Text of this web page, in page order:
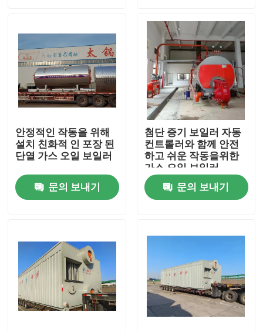
화면
우리에 대하여
공장 여행
품질 관리
인용문을 요구하세요
안정적인 작동을 위해
설치 친화적 인 포장 된
단열 가스 오일 보일러
문의 보내기
첨단 증기 보일러 자동
컨트롤러와 함께 안전
하고 쉬운 작동을위한
가스 오일 보일러
문의 보내기